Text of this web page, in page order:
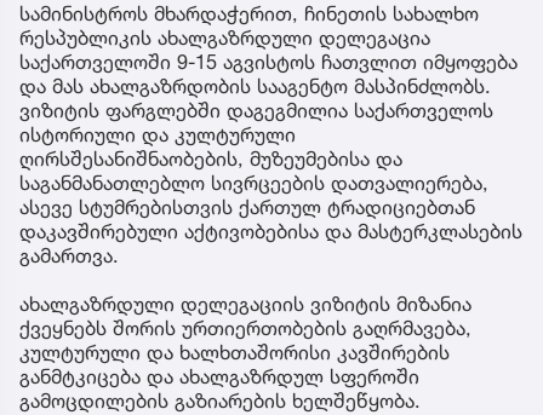
სამინისტროს მხარდაჭერით, ჩინეთის სახალხო
რესპუბლიკის ახალგაზრდული დელეგაცია
საქართველოში 9-15 აგვისტოს ჩათვლით იმყოფება
და მას ახალგაზრდობის სააგენტო მასპინძლობს.
ვიზიტის ფარგლებში დაგეგმილია საქართველოს
ისტორიული და კულტურული
ღირსშესანიშნაობების, მუზეუმებისა და
საგანმანათლებლო სივრცეების დათვალიერება,
ასევე სტუმრებისთვის ქართულ ტრადიციებთან
დაკავშირებული აქტივობებისა და მასტერკლასების
გამართვა.
ახალგაზრდული დელეგაციის ვიზიტის მიზანია
ქვეყნებს შორის ურთიერთობების გაღრმავება,
კულტურული და ხალხთაშორისი კავშირების
განმტკიცება და ახალგაზრდულ სფეროში
გამოცდილების გაზიარების ხელშეწყობა.